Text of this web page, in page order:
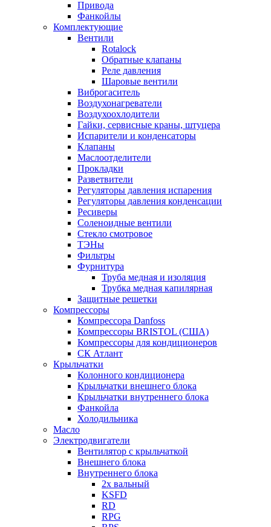
Привода
Фанкойлы
Комплектующие
Вентили
Rotalock
Обратные клапаны
Реле давления
Шаровые вентили
Виброгаситель
Воздухонагреватели
Воздухоохлодители
Гайки, сервисные краны, штуцера
Испарители и конденсаторы
Клапаны
Маслоотделители
Прокладки
Разветвители
Регуляторы давления испарения
Регуляторы давления конденсации
Ресиверы
Соленоидные вентили
Стекло смотровое
ТЭНы
Фильтры
Фурнитура
Труба медная и изоляция
Трубка медная капилярная
Защитные решетки
Компрессоры
Компрессора Danfoss
Компрессоры BRISTOL (США)
Компрессоры для кондиционеров
СК Атлант
Крыльчатки
Колонного кондиционера
Крыльчатки внешнего блока
Крыльчатки внутреннего блока
Фанкойла
Холодильника
Масло
Электродвигатели
Вентилятор с крыльчаткой
Внешнего блока
Внутреннего блока
2х вальный
KSFD
RD
RPG